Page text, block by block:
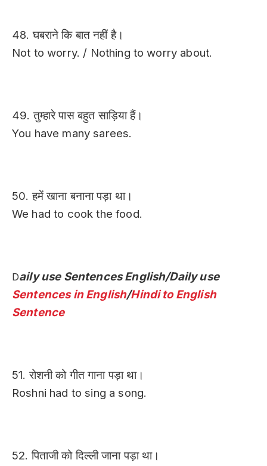
48. घबराने कि बात नहीं है।
Not to worry. / Nothing to worry about.
49. तुम्हारे पास बहुत साड़िया हैं।
You have many sarees.
50. हमें खाना बनाना पड़ा था।
We had to cook the food.
Daily use Sentences English/Daily use
Sentences in English/Hindi to English
Sentence
51. रोशनी को गीत गाना पड़ा था।
Roshni had to sing a song.
52. पिताजी को दिल्ली जाना पड़ा था।